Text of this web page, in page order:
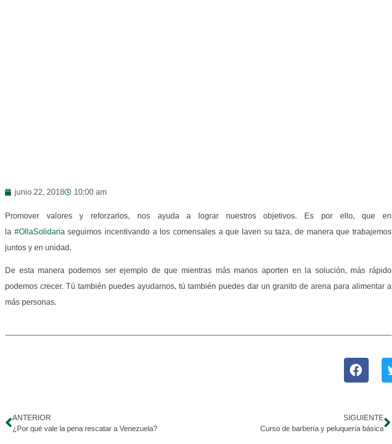
junio 22, 2018 10:00 am
Promover valores y reforzarlos, nos ayuda a lograr nuestros objetivos. Es por ello, que en
la #OllaSolidaria seguimos incentivando a los comensales a que laven su taza, de manera que trabajemos
juntos y en unidad.
De esta manera podemos ser ejemplo de que mientras más manos aporten en la solución, más rápido
podemos crecer. Tú también puedes ayudarnos, tú también puedes dar un granito de arena para alimentar a
más personas.
ANTERIOR
¿Por qué vale la pena rescatar a Venezuela?
SIGUIENTE
Curso de barbería y peluquería básica